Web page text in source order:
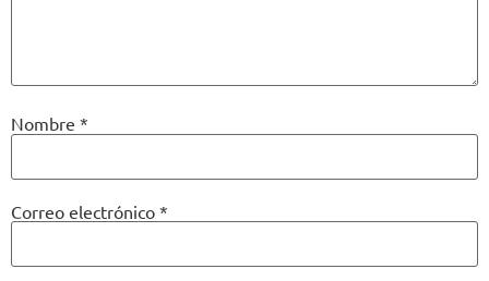
Nombre *
Correo electrónico *